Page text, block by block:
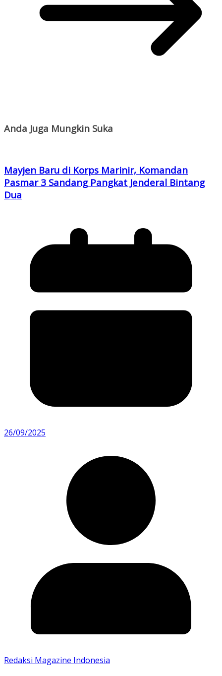
Anda Juga Mungkin Suka
Mayjen Baru di Korps Marinir, Komandan
Pasmar 3 Sandang Pangkat Jenderal Bintang
Dua
26/09/2025
Redaksi Magazine Indonesia